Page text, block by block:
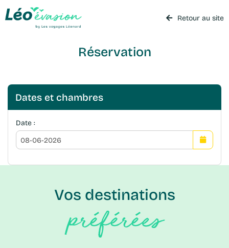
Retour au site
Réservation
Dates et chambres
Date :
Vos destinations
préférées